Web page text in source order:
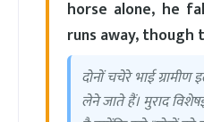
horse alone, he
runs away,
दोनों चचेरे भाई
लेने जाते हैं। मुराद